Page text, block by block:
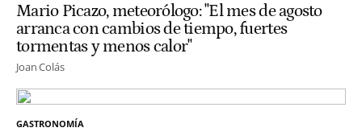
Mario Picazo, meteorólogo: "El mes de agosto
arranca con cambios de tiempo, fuertes
tormentas y menos calor"
Joan Colás
GASTRONOMÍA